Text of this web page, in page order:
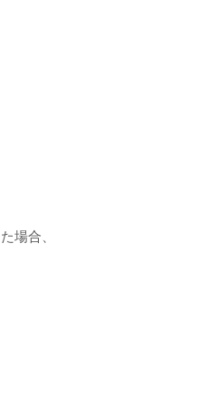
場合、